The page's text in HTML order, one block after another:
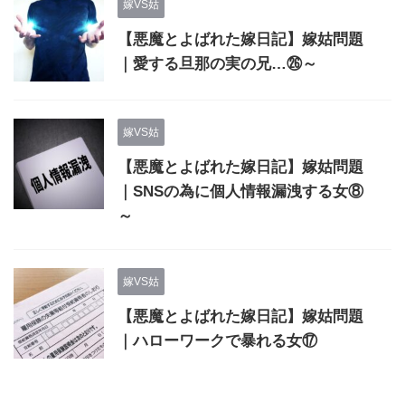
嫁VS姑
【悪魔とよばれた嫁日記】嫁姑問題
｜愛する旦那の実の兄…㉖～
嫁VS姑
【悪魔とよばれた嫁日記】嫁姑問題
｜SNSの為に個人情報漏洩する女⑧
～
嫁VS姑
【悪魔とよばれた嫁日記】嫁姑問題
｜ハローワークで暴れる女⑰